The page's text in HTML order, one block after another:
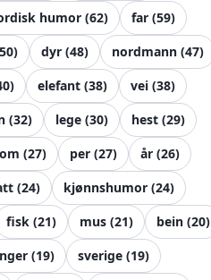
humor (62) far (59)
50) dyr (48) nordmann (47)
) elefant (38) vei (38)
(32) lege (30) hest (29)
(27) per (27) år (26)
(24) kjønnshumor (24)
fisk (21) mus (21) bein (20)
(19) sverige (19)